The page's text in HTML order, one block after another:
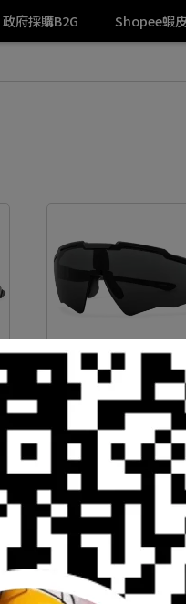
政府採購B2G Shopee蝦
Gatorz - Blastshield